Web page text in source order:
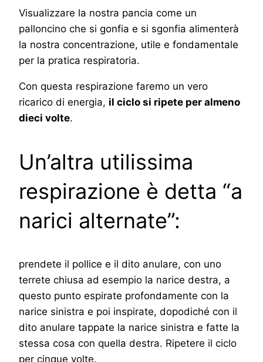
Visualizzare la nostra pancia come un
palloncino che si gonfia e si sgonfia alimenterà
la nostra concentrazione, utile e fondamentale
per la pratica respiratoria.
Con questa respirazione faremo un vero
ricarico di energia, il ciclo si ripete per almeno
dieci volte.
Un’altra utilissima
respirazione è detta “a
narici alternate”:
prendete il pollice e il dito anulare, con uno
terrete chiusa ad esempio la narice destra, a
questo punto espirate profondamente con la
narice sinistra e poi inspirate, dopodiché con il
dito anulare tappate la narice sinistra e fatte la
stessa cosa con quella destra. Ripetere il ciclo
per cinque volte.